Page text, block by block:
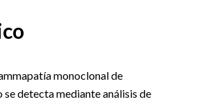
monoclonal de
detecta mediante análisis de